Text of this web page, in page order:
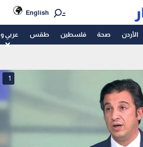
English
الأردن صحة فلسطين طقس عربي
1